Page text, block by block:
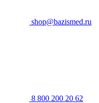
shop@bazismed.ru
8 800 200 20 62